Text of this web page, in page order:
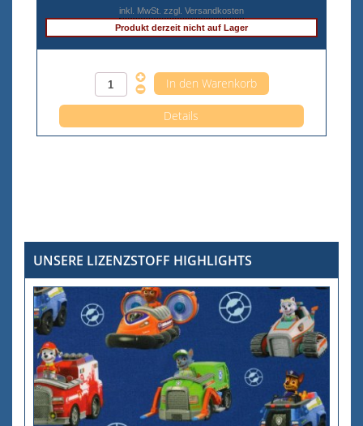
inkl. MwSt. zzgl. Versandkosten
Produkt derzeit nicht auf Lager
Details
UNSERE LIZENZSTOFF HIGHLIGHTS